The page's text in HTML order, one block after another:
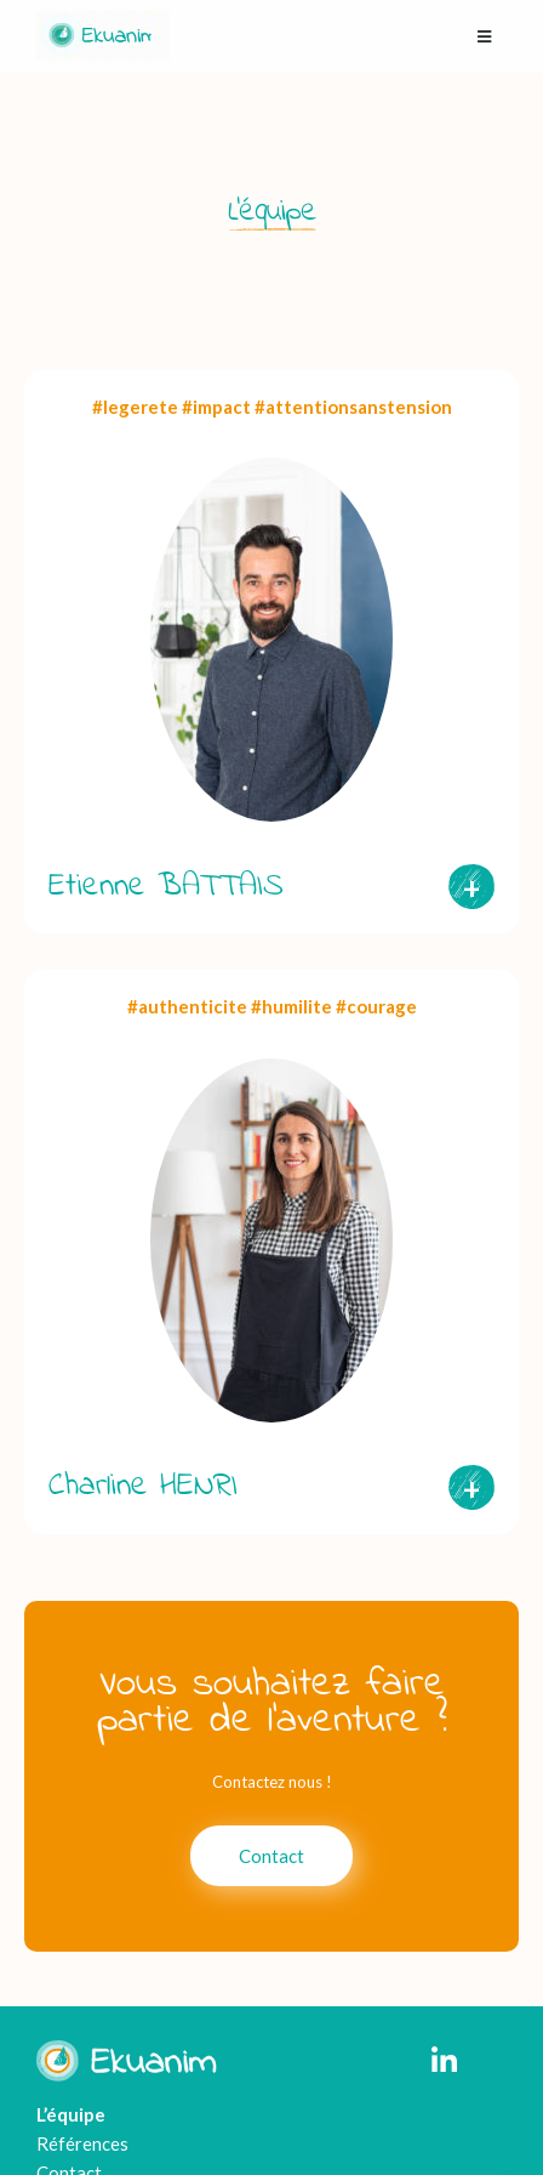
L’équipe
#legerete #impact #attentionsanstension
Etienne BATTAIS +
#authenticite #humilite #courage
Charline HENRI +
Vous souhaitez faire
partie de l'aventure ?
Contactez nous !
Contact
L’équipe
Références